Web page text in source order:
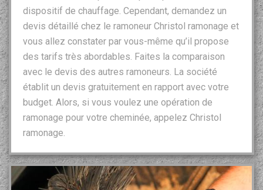
dispositif de chauffage. Cependant, demandez un
devis détaillé chez le ramoneur Christol ramonage et
vous allez constater par vous-même qu’il propose
des tarifs très abordables. Faites la comparaison
avec le devis des autres ramoneurs. La société
établit un devis gratuitement en rapport avec votre
budget. Alors, si vous voulez une opération de
ramonage pour votre cheminée, appelez Christol
ramonage.